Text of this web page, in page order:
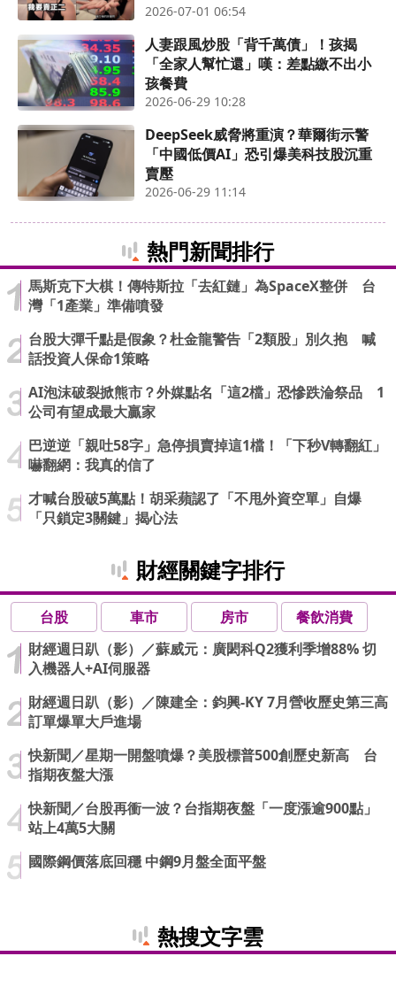
2026-07-01 06:54
人妻跟風炒股「背千萬債」！孩揭
「全家人幫忙還」嘆：差點繳不出小
孩餐費
2026-06-29 10:28
DeepSeek威脅將重演？華爾街示警
「中國低價AI」恐引爆美科技股沉重
賣壓
2026-06-29 11:14
熱門新聞排行
馬斯克下大棋！傳特斯拉「去紅鏈」為SpaceX整併 台
灣「1產業」準備噴發
台股大彈千點是假象？杜金龍警告「2類股」別久抱 喊
話投資人保命1策略
AI泡沫破裂掀熊市？外媒點名「這2檔」恐慘跌淪祭品 1
公司有望成最大贏家
巴逆逆「親吐58字」急停損賣掉這1檔！「下秒V轉翻紅」
嚇翻網：我真的信了
才喊台股破5萬點！胡采蘋認了「不甩外資空單」自爆
「只鎖定3關鍵」揭心法
財經關鍵字排行
台股 車市 房市
餐飲消費
財經週日趴（影）／蘇威元：廣閎科Q2獲利季增88% 切
入機器人+AI伺服器
財經週日趴（影）／陳建全：鈞興-KY 7月營收歷史第三高
訂單爆單大戶進場
快新聞／星期一開盤噴爆？美股標普500創歷史新高 台
指期夜盤大漲
快新聞／台股再衝一波？台指期夜盤「一度漲逾900點」
站上4萬5大關
國際鋼價落底回穩 中鋼9月盤全面平盤
熱搜文字雲